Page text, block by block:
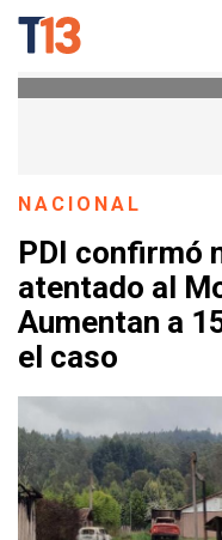
NACIONAL
PDI confirmó
atentado al
Aumentan a
el caso